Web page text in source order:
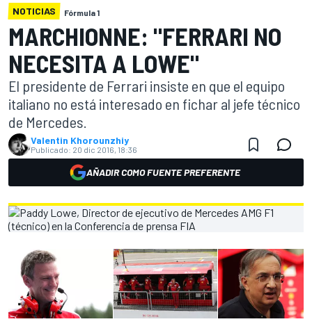
NOTICIAS Fórmula 1
MARCHIONNE: "FERRARI NO
NECESITA A LOWE"
El presidente de Ferrari insiste en que el equipo
italiano no está interesado en fichar al jefe técnico
de Mercedes.
Valentin Khorounzhiy
Publicado: 20 dic 2016, 18:36
AÑADIR COMO FUENTE PREFERENTE